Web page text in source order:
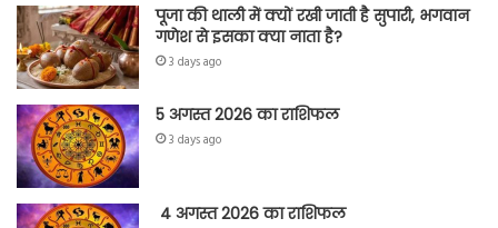
पूजा की थाली में क्यों रखी जाती है सुपारी, भगवान
गणेश से इसका क्या नाता है?
3 days ago
5 अगस्त 2026 का राशिफल
3 days ago
4 अगस्त 2026 का राशिफल